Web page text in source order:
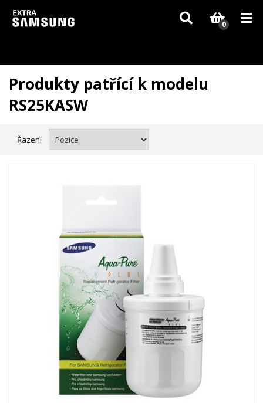
Vzhledem k aktuální situaci se může dodání dílů, které nejsou skladem,
zpozdit. Děkujeme za pochopení.
0
Produkty patřící k modelu
RS25KASW
Řazení